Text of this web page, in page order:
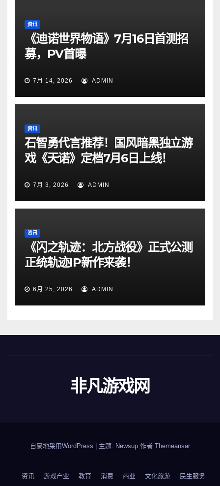
资讯
《迪诺世界物语》7月16日首测招
募，PV首曝
7月 14, 2026 ADMIN
资讯
石智勇代言推荐！国风暗黑独立游
戏《天诺》定档7月6日上线！
7月 3, 2026 ADMIN
资讯
《闪之轨迹：北方战役》正式公测
正统轨迹IP新作来袭！
6月 25, 2026 ADMIN
非凡游戏网
自豪地采用WordPress 主题: Newsup 作者 Themeansar
资讯 游戏产业 教育 消费 商业 文化旅游 民生服务